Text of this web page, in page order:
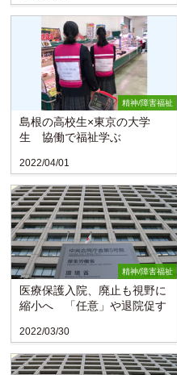
精神/障害福祉
島根の高校生×東京の大学
生 協働で福祉学ぶ
2022/04/01
精神/障害福祉
医療保護入院、廃止も視野に
縮小へ 「任意」や退院促す
2022/03/30